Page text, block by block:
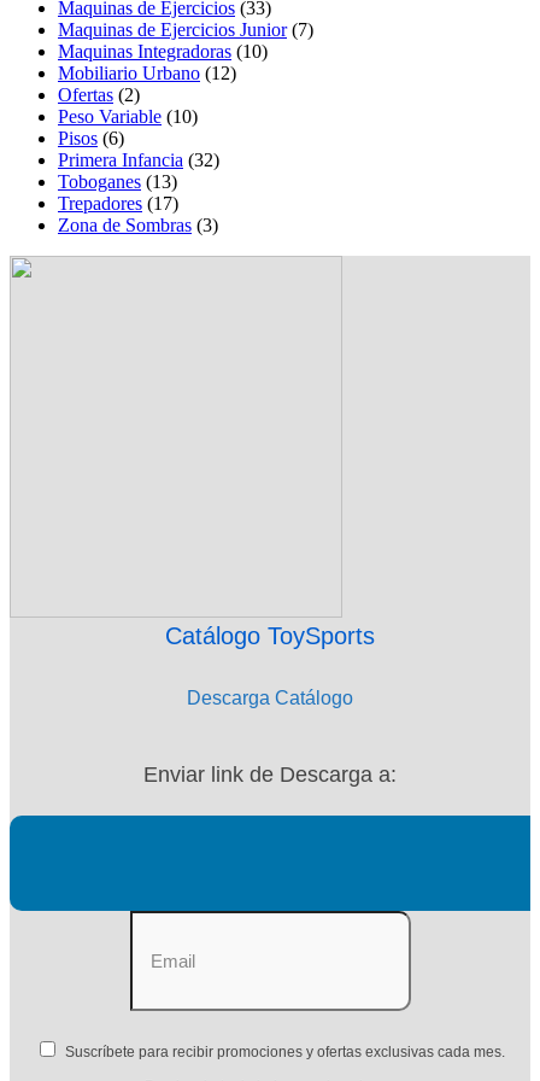
Maquinas de Ejercicios (33)
Maquinas de Ejercicios Junior (7)
Maquinas Integradoras (10)
Mobiliario Urbano (12)
Ofertas (2)
Peso Variable (10)
Pisos (6)
Primera Infancia (32)
Toboganes (13)
Trepadores (17)
Zona de Sombras (3)
Catálogo ToySports
Descarga Catálogo
Enviar link de Descarga a:
Suscríbete para recibir promociones y ofertas exclusivas cada mes.